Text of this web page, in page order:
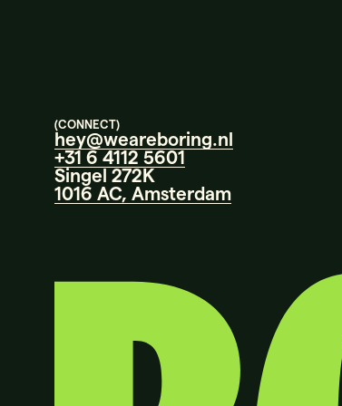
(CONNECT)
hey@weareboring.nl
+31 6 4112 5601
Singel 272K
1016 AC, Amsterdam